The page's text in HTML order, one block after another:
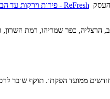
העסק ReFresh - פירות וירקות עד הבית
הרצליה, כפר שמריהו, רמת